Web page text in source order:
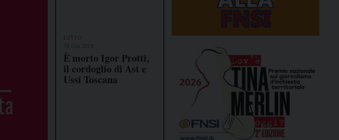
LUTTO
È morto Igor Protti,
il cordoglio di Ast e
Ussi Toscana